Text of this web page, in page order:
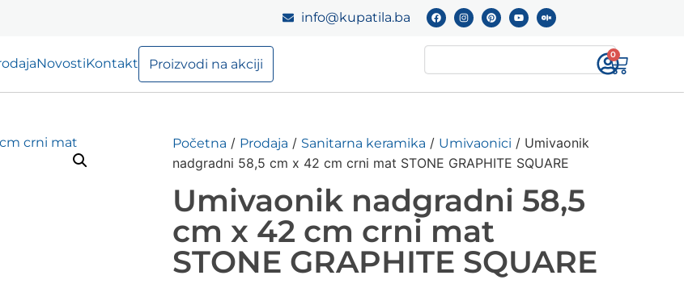
info@kupatila.ba
NovostiKontakt Proizvodi na akciji
0
Početna / Prodaja / Sanitarna keramika / Umivaonici / Umivaonik
nadgradni 58,5 cm x 42 cm crni mat STONE GRAPHITE SQUARE
Umivaonik nadgradni 58,5
cm x 42 cm crni mat
STONE GRAPHITE SQUARE